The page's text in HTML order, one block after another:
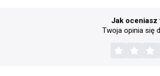
Jak oceniasz
Twoja opinia się